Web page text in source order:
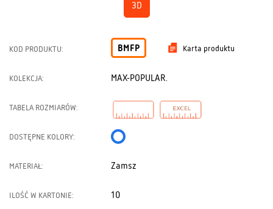
3D
KOD PRODUKTU: BMFP Karta produktu
KOLEKCJA: MAX-POPULAR.
TABELA ROZMIARÓW:
DOSTĘPNE KOLORY:
MATERIAŁ: Zamsz
ILOŚĆ W KARTONIE: 10